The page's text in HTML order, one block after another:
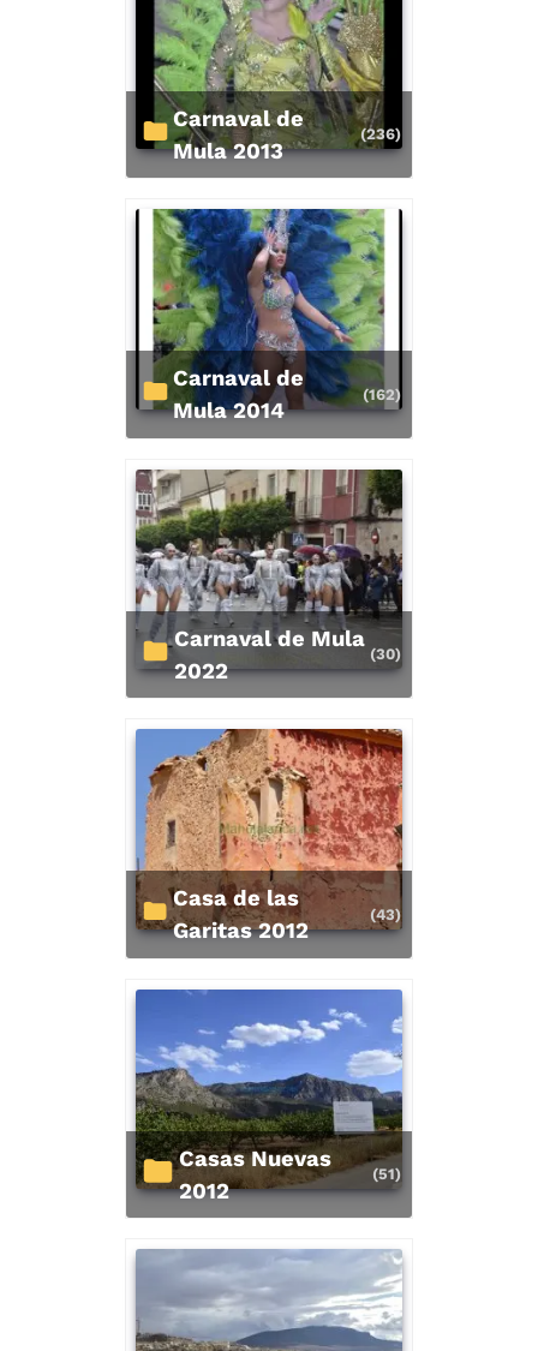
Carnaval de
Mula 2013
(236)
Carnaval de
Mula 2014
(162)
Carnaval de Mula
2022
(30)
Casa de las
Garitas 2012
(43)
Casas Nuevas
2012
(51)